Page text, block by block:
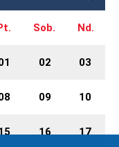
Sob. Nd.
02 03
09 10
16 17